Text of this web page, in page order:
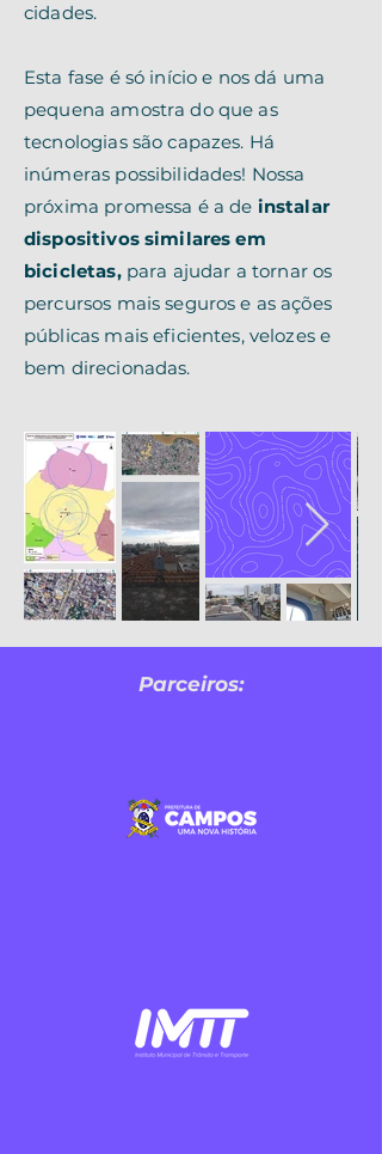
cidades.
Esta fase é só início e nos dá uma
pequena amostra do que as
tecnologias são capazes. Há
inúmeras possibilidades! Nossa
próxima promessa é a de instalar
dispositivos similares em
bicicletas,para ajudar a tornar os
percursos mais seguros e as ações
públicas mais eficientes, velozes e
bem direcionadas.
Parceiros: